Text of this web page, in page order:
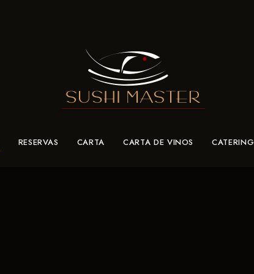
RESERVAS CARTA CARTA DE VINOS CATERING